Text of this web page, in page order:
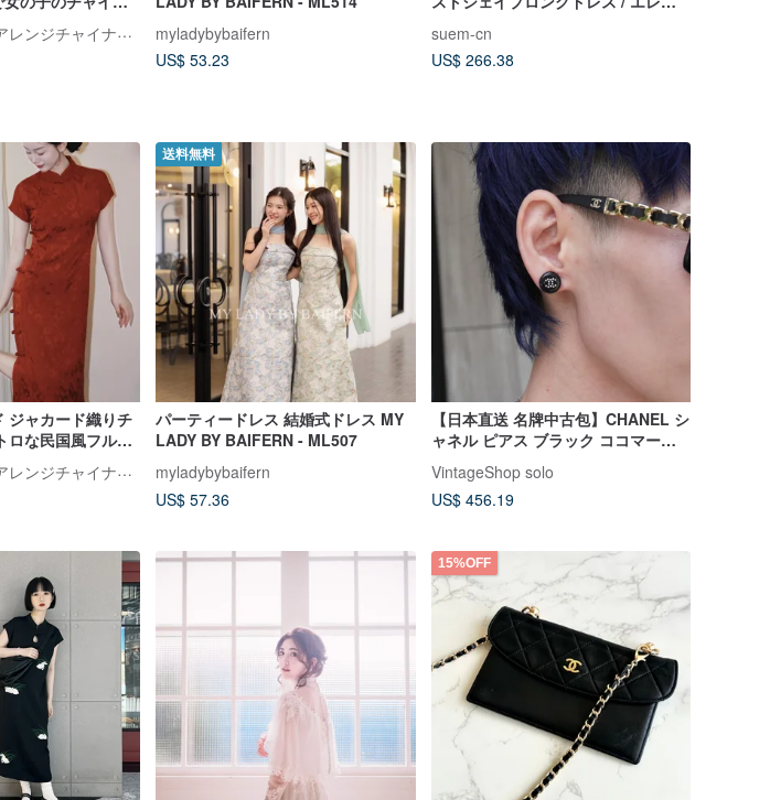
たワンピースド
伊甸 オリジナルアレンジチャイナドレス
myladybybaifern
US$ 53.23
suem-cn
US$ 266.38
ジャカード織りチ
ロな民国風フルオ
ウェディングド
伊甸 オリジナルアレンジチャイナドレス
送料無料
パーティードレス 結婚式ドレス MY
LADY BY BAIFERN - ML507
myladybybaifern
US$ 57.36
【日本直送 名牌中古包】CHANEL シ
ャネル ピアス ブラック ココマーク
3rsdzf
VintageShop solo
US$ 456.19
15%OFF